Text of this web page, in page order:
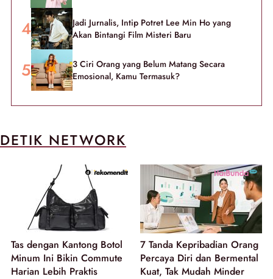
Jadi Jurnalis, Intip Potret Lee Min Ho yang
Akan Bintangi Film Misteri Baru
3 Ciri Orang yang Belum Matang Secara
Emosional, Kamu Termasuk?
DETIK NETWORK
Tas dengan Kantong Botol
Minum Ini Bikin Commute
Harian Lebih Praktis
7 Tanda Kepribadian Orang
Percaya Diri dan Bermental
Kuat, Tak Mudah Minder